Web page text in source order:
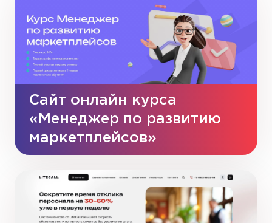
Сайт онлайн курса
«Менеджер по развитию
маркетплейсов»